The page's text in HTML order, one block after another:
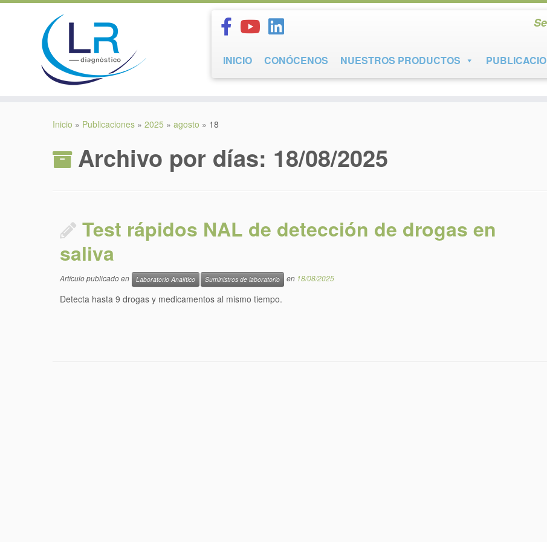
Saltar
INICIO CONÓCENOS NUESTROS PRODUCTOS
Inicio » Publicaciones » 2025 » agosto » 18
Archivo por días: 18/08/2025
Test rápidos NAL de detección de drogas en
saliva
Artículo publicado en Laboratorio Analítico Suministros de laboratorio en 18/08/2025
Detecta hasta 9 drogas y medicamentos al mismo tiempo.